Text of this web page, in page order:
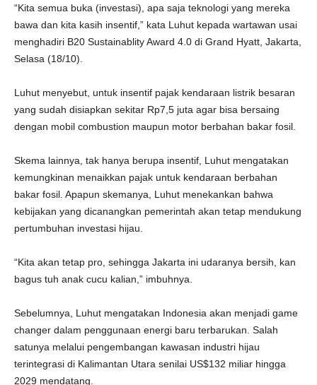
“Kita semua buka (investasi), apa saja teknologi yang mereka
bawa dan kita kasih insentif,” kata Luhut kepada wartawan usai
menghadiri B20 Sustainablity Award 4.0 di Grand Hyatt, Jakarta,
Selasa (18/10).
Luhut menyebut, untuk insentif pajak kendaraan listrik besaran
yang sudah disiapkan sekitar Rp7,5 juta agar bisa bersaing
dengan mobil combustion maupun motor berbahan bakar fosil.
Skema lainnya, tak hanya berupa insentif, Luhut mengatakan
kemungkinan menaikkan pajak untuk kendaraan berbahan
bakar fosil. Apapun skemanya, Luhut menekankan bahwa
kebijakan yang dicanangkan pemerintah akan tetap mendukung
pertumbuhan investasi hijau.
“Kita akan tetap pro, sehingga Jakarta ini udaranya bersih, kan
bagus tuh anak cucu kalian,” imbuhnya.
Sebelumnya, Luhut mengatakan Indonesia akan menjadi game
changer dalam penggunaan energi baru terbarukan. Salah
satunya melalui pengembangan kawasan industri hijau
terintegrasi di Kalimantan Utara senilai US$132 miliar hingga
2029 mendatang.